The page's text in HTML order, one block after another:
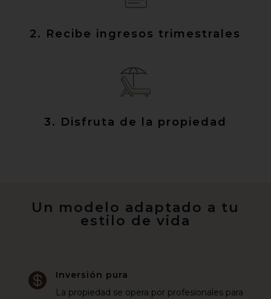
2. Recibe ingresos trimestrales
3. Disfruta de la propiedad
Un modelo adaptado a tu
estilo de vida

Inversión pura
La propiedad se opera por profesionales para